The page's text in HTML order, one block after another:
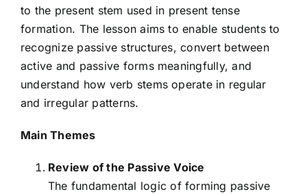
to the present stem used in present tense
formation. The lesson aims to enable students to
recognize passive structures, convert between
active and passive forms meaningfully, and
understand how verb stems operate in regular
and irregular patterns.
Main Themes
Review of the Passive Voice
The fundamental logic of forming passive